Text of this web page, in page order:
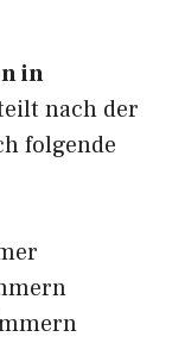
in
nach der
folgende